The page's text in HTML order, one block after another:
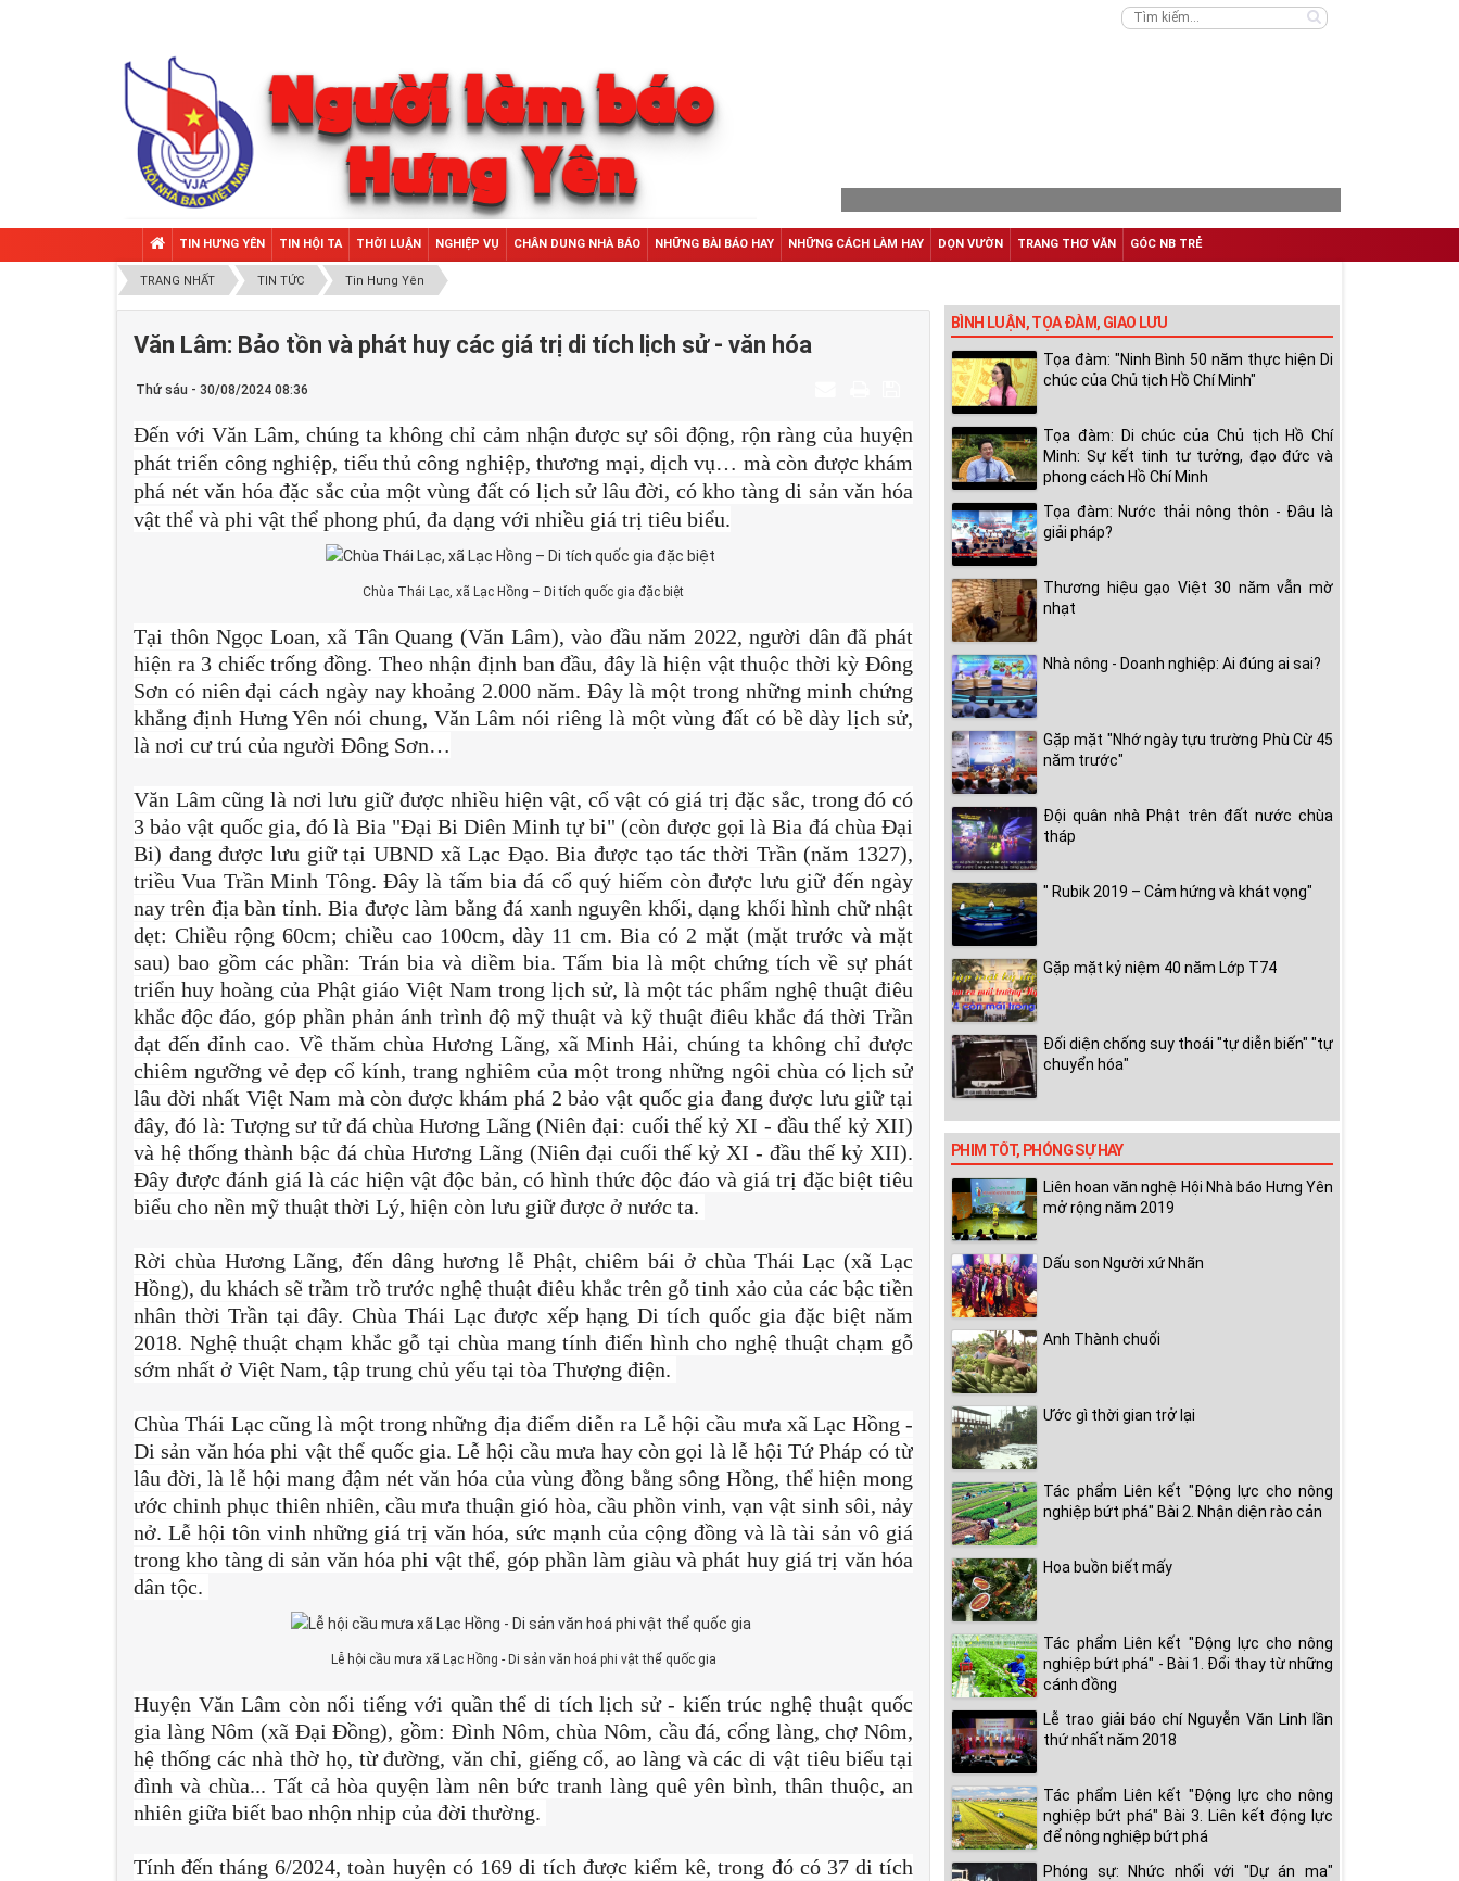
TIN HƯNG YÊN TIN HỘI TA THỜI LUẬN NGHIỆP VỤ CHÂN DUNG NHÀ BÁO NHỮNG BÀI BÁO HAY NHỮNG CÁCH LÀM HAY DỌN VƯỜN TRANG THƠ VĂN GÓC NB TRẺ
TRANG NHẤT TIN TỨC Tin Hưng Yên
Văn Lâm: Bảo tồn và phát huy các giá trị di tích lịch sử - văn hóa
Thứ sáu - 30/08/2024 08:36
Đến với Văn Lâm, chúng ta không chỉ cảm nhận được sự sôi động, rộn ràng của huyện
phát triển công nghiệp, tiểu thủ công nghiệp, thương mại, dịch vụ… mà còn được khám
phá nét văn hóa đặc sắc của một vùng đất có lịch sử lâu đời, có kho tàng di sản văn hóa
vật thể và phi vật thể phong phú, đa dạng với nhiều giá trị tiêu biểu.
Chùa Thái Lạc, xã Lạc Hồng – Di tích quốc gia đặc biệt
Tại thôn Ngọc Loan, xã Tân Quang (Văn Lâm), vào đầu năm 2022, người dân đã phát
hiện ra 3 chiếc trống đồng. Theo nhận định ban đầu, đây là hiện vật thuộc thời kỳ Đông
Sơn có niên đại cách ngày nay khoảng 2.000 năm. Đây là một trong những minh chứng
khẳng định Hưng Yên nói chung, Văn Lâm nói riêng là một vùng đất có bề dày lịch sử,
là nơi cư trú của người Đông Sơn…
Văn Lâm cũng là nơi lưu giữ được nhiều hiện vật, cổ vật có giá trị đặc sắc, trong đó có
3 bảo vật quốc gia, đó là Bia "Đại Bi Diên Minh tự bi" (còn được gọi là Bia đá chùa Đại
Bi) đang được lưu giữ tại UBND xã Lạc Đạo. Bia được tạo tác thời Trần (năm 1327),
triều Vua Trần Minh Tông. Đây là tấm bia đá cổ quý hiếm còn được lưu giữ đến ngày
nay trên địa bàn tỉnh. Bia được làm bằng đá xanh nguyên khối, dạng khối hình chữ nhật
dẹt: Chiều rộng 60cm; chiều cao 100cm, dày 11 cm. Bia có 2 mặt (mặt trước và mặt
sau) bao gồm các phần: Trán bia và diềm bia. Tấm bia là một chứng tích về sự phát
triển huy hoàng của Phật giáo Việt Nam trong lịch sử, là một tác phẩm nghệ thuật điêu
khắc độc đáo, góp phần phản ánh trình độ mỹ thuật và kỹ thuật điêu khắc đá thời Trần
đạt đến đỉnh cao. Về thăm chùa Hương Lãng, xã Minh Hải, chúng ta không chỉ được
chiêm ngưỡng vẻ đẹp cổ kính, trang nghiêm của một trong những ngôi chùa có lịch sử
lâu đời nhất Việt Nam mà còn được khám phá 2 bảo vật quốc gia đang được lưu giữ tại
đây, đó là: Tượng sư tử đá chùa Hương Lãng (Niên đại: cuối thế kỷ XI - đầu thế kỷ XII)
và hệ thống thành bậc đá chùa Hương Lãng (Niên đại cuối thế kỷ XI - đầu thế kỷ XII).
Đây được đánh giá là các hiện vật độc bản, có hình thức độc đáo và giá trị đặc biệt tiêu
biểu cho nền mỹ thuật thời Lý, hiện còn lưu giữ được ở nước ta.
Rời chùa Hương Lãng, đến dâng hương lễ Phật, chiêm bái ở chùa Thái Lạc (xã Lạc
Hồng), du khách sẽ trầm trồ trước nghệ thuật điêu khắc trên gỗ tinh xảo của các bậc tiền
nhân thời Trần tại đây. Chùa Thái Lạc được xếp hạng Di tích quốc gia đặc biệt năm
2018. Nghệ thuật chạm khắc gỗ tại chùa mang tính điển hình cho nghệ thuật chạm gỗ
sớm nhất ở Việt Nam, tập trung chủ yếu tại tòa Thượng điện.
Chùa Thái Lạc cũng là một trong những địa điểm diễn ra Lễ hội cầu mưa xã Lạc Hồng -
Di sản văn hóa phi vật thể quốc gia. Lễ hội cầu mưa hay còn gọi là lễ hội Tứ Pháp có từ
lâu đời, là lễ hội mang đậm nét văn hóa của vùng đồng bằng sông Hồng, thể hiện mong
ước chinh phục thiên nhiên, cầu mưa thuận gió hòa, cầu phồn vinh, vạn vật sinh sôi, nảy
nở. Lễ hội tôn vinh những giá trị văn hóa, sức mạnh của cộng đồng và là tài sản vô giá
trong kho tàng di sản văn hóa phi vật thể, góp phần làm giàu và phát huy giá trị văn hóa
dân tộc.
Lễ hội cầu mưa xã Lạc Hồng - Di sản văn hoá phi vật thể quốc gia
Huyện Văn Lâm còn nổi tiếng với quần thể di tích lịch sử - kiến trúc nghệ thuật quốc
gia làng Nôm (xã Đại Đồng), gồm: Đình Nôm, chùa Nôm, cầu đá, cổng làng, chợ Nôm,
hệ thống các nhà thờ họ, từ đường, văn chỉ, giếng cổ, ao làng và các di vật tiêu biểu tại
đình và chùa... Tất cả hòa quyện làm nên bức tranh làng quê yên bình, thân thuộc, an
nhiên giữa biết bao nhộn nhịp của đời thường.
Tính đến tháng 6/2024, toàn huyện có 169 di tích được kiểm kê, trong đó có 37 di tích
BÌNH LUẬN, TỌA ĐÀM, GIAO LƯU
Tọa đàm: "Ninh Bình 50 năm thực hiện Di
chúc của Chủ tịch Hồ Chí Minh"
Tọa đàm: Di chúc của Chủ tịch Hồ Chí
Minh: Sự kết tinh tư tưởng, đạo đức và
phong cách Hồ Chí Minh
Tọa đàm: Nước thải nông thôn - Đâu là
giải pháp?
Thương hiệu gạo Việt 30 năm vẫn mờ
nhạt
Nhà nông - Doanh nghiệp: Ai đúng ai sai?
Gặp mặt "Nhớ ngày tựu trường Phù Cừ 45
năm trước"
Đội quân nhà Phật trên đất nước chùa
tháp
" Rubik 2019 – Cảm hứng và khát vọng"
Gặp mặt kỷ niệm 40 năm Lớp T74
Đối diện chống suy thoái "tự diễn biến" "tự
chuyển hóa"
PHIM TỐT, PHÓNG SỰ HAY
Liên hoan văn nghệ Hội Nhà báo Hưng Yên
mở rộng năm 2019
Dấu son Người xứ Nhãn
Anh Thành chuối
Ước gì thời gian trở lại
Tác phẩm Liên kết "Động lực cho nông
nghiệp bứt phá" Bài 2. Nhận diện rào cản
Hoa buồn biết mấy
Tác phẩm Liên kết "Động lực cho nông
nghiệp bứt phá" - Bài 1. Đổi thay từ những
cánh đồng
Lễ trao giải báo chí Nguyễn Văn Linh lần
thứ nhất năm 2018
Tác phẩm Liên kết "Động lực cho nông
nghiệp bứt phá" Bài 3. Liên kết động lực
để nông nghiệp bứt phá
Phóng sự: Nhức nhối với "Dự án ma"